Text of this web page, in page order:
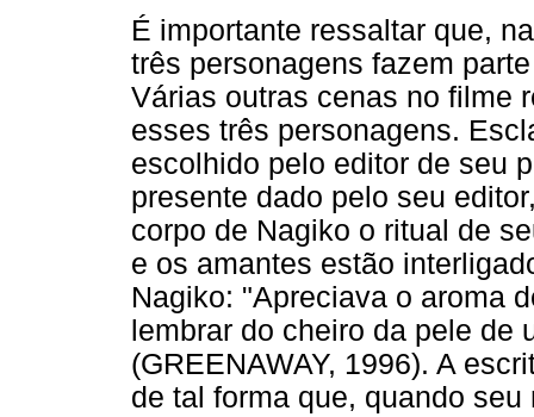
É importante ressaltar que,
três personagens fazem
Várias outras cenas no filme
esses três personagens.
escolhido pelo editor de seu
presente dado pelo seu
corpo de Nagiko o ritual de
e os amantes estão
Nagiko: "Apreciava o aroma
lembrar do cheiro da pele de
(GREENAWAY, 1996). A
de tal forma que, quando